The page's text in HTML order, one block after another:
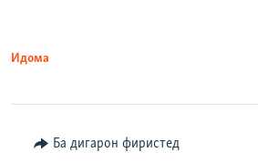
Идома
Ба дигарон фиристед